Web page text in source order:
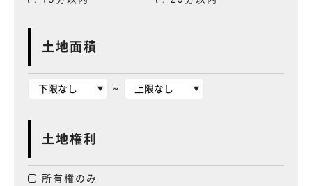
土地面積
~
土地権利
所有権のみ